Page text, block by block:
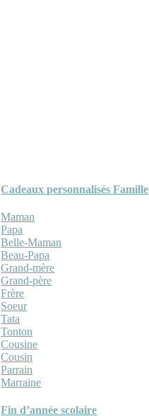
Cadeaux personnalisés Famille
Maman
Papa
Belle-Maman
Beau-Papa
Grand-mère
Grand-père
Frère
Soeur
Tata
Tonton
Cousine
Cousin
Parrain
Marraine
Fin d’année scolaire